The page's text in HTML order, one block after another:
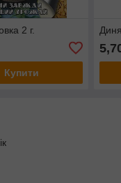
2 г.
Купити